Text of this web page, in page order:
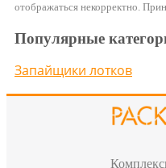
отображаться некорректно.
Популярные
Запайщики лотков